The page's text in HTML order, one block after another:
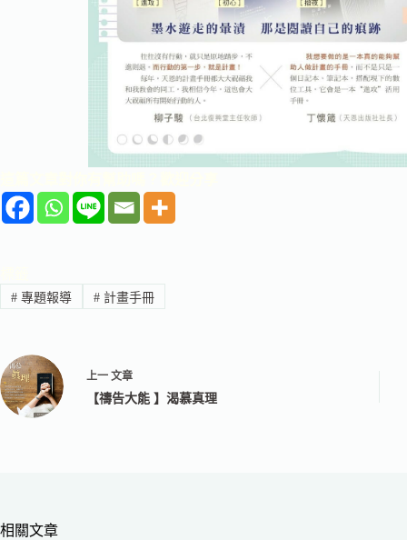
#專題報導 #計畫手冊
上一 文章
【禱告大能 】渴慕真理
相關文章